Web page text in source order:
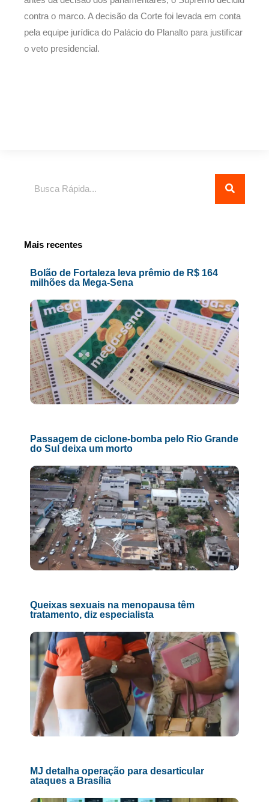
contra o marco. A decisão da Corte foi levada em conta
pela equipe jurídica do Palácio do Planalto para justificar
o veto presidencial.
Mais recentes
Bolão de Fortaleza leva prêmio de R$ 164
milhões da Mega-Sena
Passagem de ciclone-bomba pelo Rio Grande
do Sul deixa um morto
Queixas sexuais na menopausa têm
tratamento, diz especialista
MJ detalha operação para desarticular
ataques a Brasília